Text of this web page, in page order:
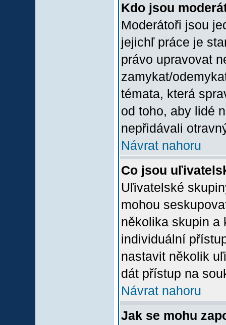
Kdo jsou
Moderátoři jsou
jejichľ práce je
právo upravovat
zamykat/
témata, která
od toho, aby lidé
nepřidávali
Návrat nahoru
Co jsou
Uľivatelské
mohou
několika skupin a
individuální
nastavit několik
dát přístup na
Návrat nahoru
Jak se mohu